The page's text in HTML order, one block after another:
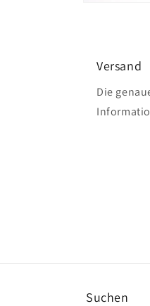
Versand
Die
Suchen